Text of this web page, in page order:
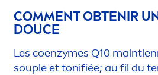
COMMENT OBTENIR
DOUCE
Les coenzymes Q10
souple et tonifiée; au fil du